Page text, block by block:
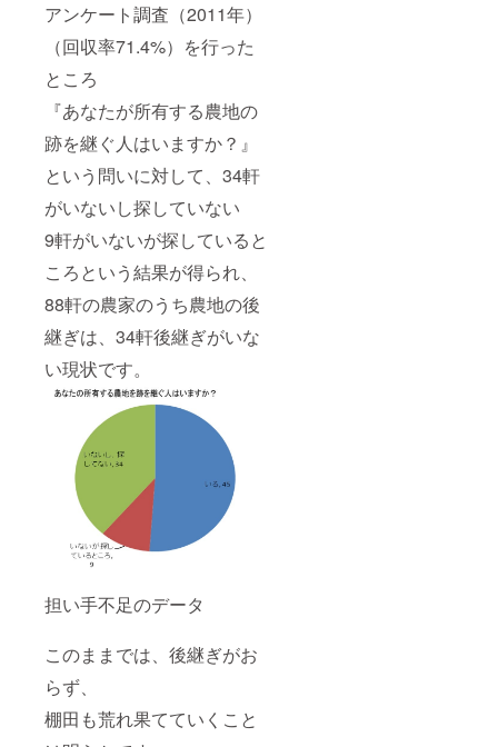
アンケート調査（2011年）
（回収率71.4%）を行った
ところ
『あなたが所有する農地の
跡を継ぐ人はいますか？』
という問いに対して、34軒
がいないし探していない
9軒がいないが探していると
ころという結果が得られ、
88軒の農家のうち農地の後
継ぎは、34軒後継ぎがいな
い現状です。
担い手不足のデータ
このままでは、後継ぎがお
らず、
棚田も荒れ果てていくこと